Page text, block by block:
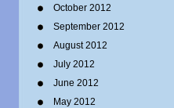
October 2012
September 2012
August 2012
July 2012
June 2012
May 2012